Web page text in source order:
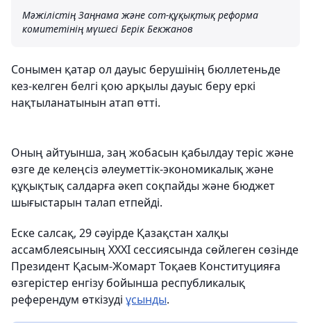
Мәжілістің Заңнама және сот-құқықтық реформа
комитетінің мүшесі Берік Бекжанов
Сонымен қатар ол дауыс берушінің бюллетеньде
кез-келген белгі қою арқылы дауыс беру еркі
нақтыланатынын атап өтті.
Оның айтуынша, заң жобасын қабылдау теріс және
өзге де келеңсіз әлеуметтік-экономикалық және
құқықтық салдарға әкеп соқпайды және бюджет
шығыстарын талап етпейді.
Еске салсақ, 29 сәуірде Қазақстан халқы
ассамблеясының ХХХІ сессиясында сөйлеген сөзінде
Президент Қасым-Жомарт Тоқаев Конституцияға
өзгерістер енгізу бойынша республикалық
референдум өткізуді ұсынды.